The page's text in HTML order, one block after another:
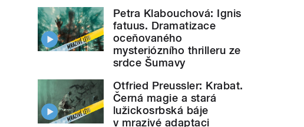
Petra Klabouchová: Ignis
fatuus. Dramatizace
oceňovaného
mysteriózního thrilleru ze
srdce Šumavy
Otfried Preussler: Krabat.
Černá magie a stará
lužickosrbská báje
v mrazivé adaptaci